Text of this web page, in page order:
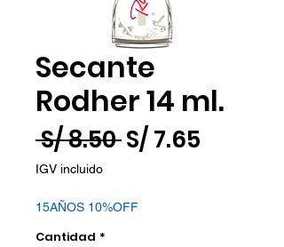
Secante
Rodher 14 ml.
S/ 8.50 Precio
S/ 7.65
IGV incluido
15AÑOS 10%OFF
Cantidad *